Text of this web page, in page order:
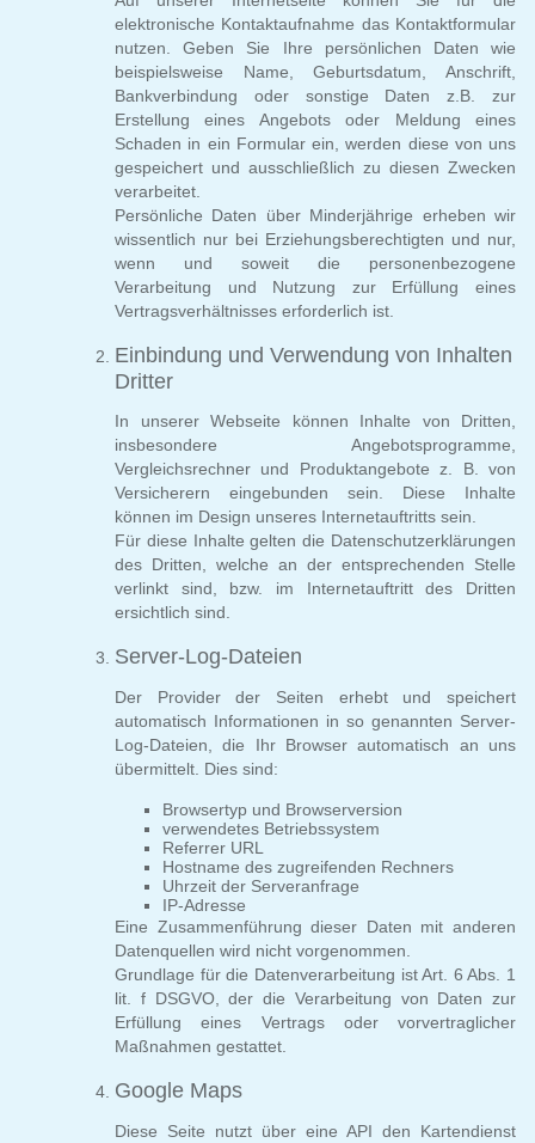
elektronische Kontaktaufnahme das Kontaktformular
nutzen. Geben Sie Ihre persönlichen Daten wie
beispielsweise Name, Geburtsdatum, Anschrift,
Bankverbindung oder sonstige Daten z.B. zur
Erstellung eines Angebots oder Meldung eines
Schaden in ein Formular ein, werden diese von uns
gespeichert und ausschließlich zu diesen Zwecken
verarbeitet.
Persönliche Daten über Minderjährige erheben wir
wissentlich nur bei Erziehungsberechtigten und nur,
wenn und soweit die personenbezogene
Verarbeitung und Nutzung zur Erfüllung eines
Vertragsverhältnisses erforderlich ist.
Einbindung und Verwendung von Inhalten
Dritter
In unserer Webseite können Inhalte von Dritten,
insbesondere Angebotsprogramme,
Vergleichsrechner und Produktangebote z. B. von
Versicherern eingebunden sein. Diese Inhalte
können im Design unseres Internetauftritts sein.
Für diese Inhalte gelten die Datenschutzerklärungen
des Dritten, welche an der entsprechenden Stelle
verlinkt sind, bzw. im Internetauftritt des Dritten
ersichtlich sind.
Server-Log-Dateien
Der Provider der Seiten erhebt und speichert
automatisch Informationen in so genannten Server-
Log-Dateien, die Ihr Browser automatisch an uns
übermittelt. Dies sind:
Browsertyp und Browserversion
verwendetes Betriebssystem
Referrer URL
Hostname des zugreifenden Rechners
Uhrzeit der Serveranfrage
IP-Adresse
Eine Zusammenführung dieser Daten mit anderen
Datenquellen wird nicht vorgenommen.
Grundlage für die Datenverarbeitung ist Art. 6 Abs. 1
lit. f DSGVO, der die Verarbeitung von Daten zur
Erfüllung eines Vertrags oder vorvertraglicher
Maßnahmen gestattet.
Google Maps
Diese Seite nutzt über eine API den Kartendienst